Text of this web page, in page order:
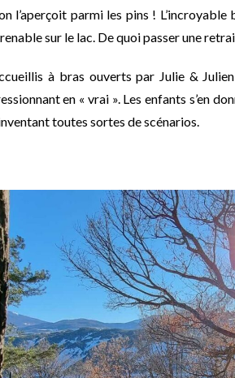
l’aperçoit parmi les pins !
sur le lac. De quoi passer une
à bras ouverts par Julie &
en « vrai ». Les enfants s’en
toutes sortes de scénarios.